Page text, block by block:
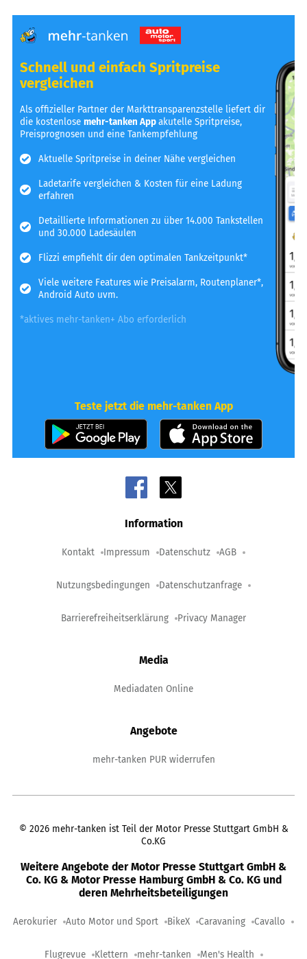
Schnell und einfach Spritpreise
vergleichen
Als offizieller Partner der Markttransparenzstelle liefert dir
die kostenlosemehr-tanken Appakutelle Spritpreise,
Preisprognosen und eine Tankempfehlung
Aktuelle Spritpreise in deiner Nähe vergleichen
Ladetarife vergleichen & Kosten für eine Ladung
erfahren
Detaillierte Informationen zu über 14.000 Tankstellen
und 30.000 Ladesäulen
Flizzi empfiehlt dir den optimalen Tankzeitpunkt*
Viele weitere Features wie Preisalarm, Routenplaner*,
Android Auto uvm.
*aktives mehr-tanken+ Abo erforderlich
Teste jetzt die mehr-tanken App
Information
Kontakt Impressum Datenschutz AGB
Nutzungsbedingungen Datenschutzanfrage
Barrierefreiheitserklärung Privacy Manager
Media
Mediadaten Online
Angebote
mehr-tanken PUR widerrufen
© 2026 mehr-tanken ist Teil der Motor Presse Stuttgart GmbH &
Co.KG
Weitere Angebote der Motor Presse Stuttgart GmbH &
Co. KG & Motor Presse Hamburg GmbH & Co. KG und
deren Mehrheitsbeteiligungen
Aerokurier Auto Motor und Sport BikeX Caravaning Cavallo
Flugrevue Klettern mehr-tanken Men's Health